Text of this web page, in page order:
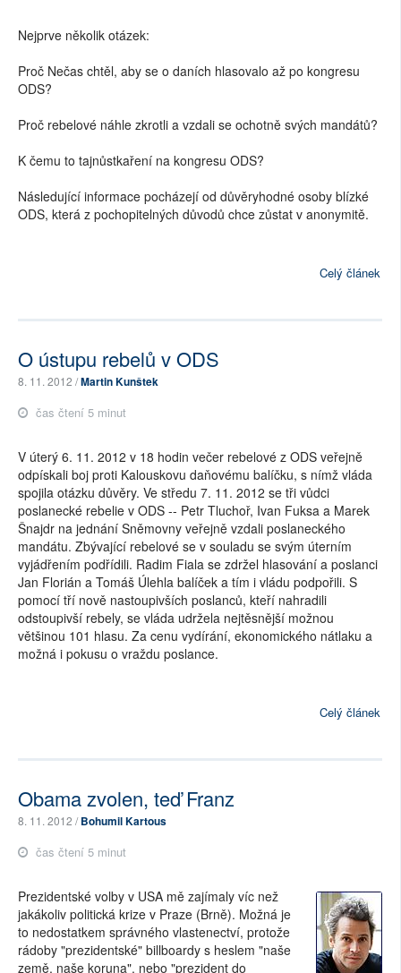
Nejprve několik otázek:
Proč Nečas chtěl, aby se o daních hlasovalo až po kongresu
ODS?
Proč rebelové náhle zkrotli a vzdali se ochotně svých mandátů?
K čemu to tajnůstkaření na kongresu ODS?
Následující informace pocházejí od důvěryhodné osoby blízké
ODS, která z pochopitelných důvodů chce zůstat v anonymitě.
Celý článek
O ústupu rebelů v ODS
8. 11. 2012 /Martin Kunštek
čas čtení 5 minut
V úterý 6. 11. 2012 v 18 hodin večer rebelové z ODS veřejně
odpískali boj proti Kalouskovu daňovému balíčku, s nímž vláda
spojila otázku důvěry. Ve středu 7. 11. 2012 se tři vůdci
poslanecké rebelie v ODS -- Petr Tluchoř, Ivan Fuksa a Marek
Šnajdr na jednání Sněmovny veřejně vzdali poslaneckého
mandátu. Zbývající rebelové se v souladu se svým úterním
vyjádřením podřídili. Radim Fiala se zdržel hlasování a poslanci
Jan Florián a Tomáš Úlehla balíček a tím i vládu podpořili. S
pomocí tří nově nastoupivších poslanců, kteří nahradili
odstoupivší rebely, se vláda udržela nejtěsnější možnou
většinou 101 hlasu. Za cenu vydírání, ekonomického nátlaku a
možná i pokusu o vraždu poslance.
Celý článek
Obama zvolen, teď Franz
8. 11. 2012 /Bohumil Kartous
čas čtení 5 minut
Prezidentské volby v USA mě zajímaly víc než
jakákoliv politická krize v Praze (Brně). Možná je
to nedostatkem správného vlastenectví, protože
rádoby "prezidentské" billboardy s heslem "naše
země, naše koruna", nebo "prezident do